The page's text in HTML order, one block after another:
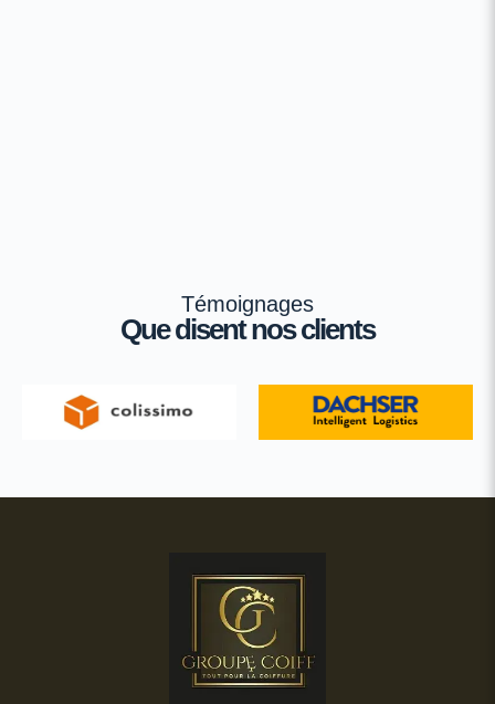
Témoignages
Que disent nos clients